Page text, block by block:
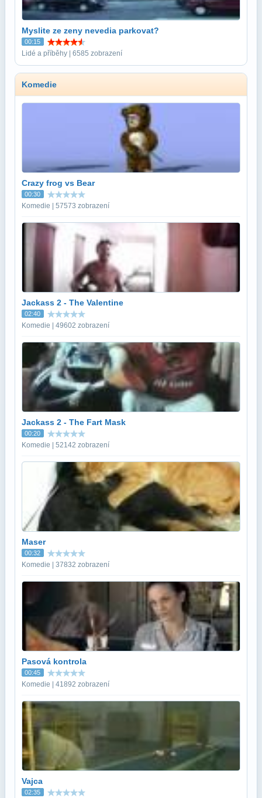
Myslite ze zeny nevedia parkovat?
00:15
Lidé a příběhy | 6585 zobrazení
Komedie
Crazy frog vs Bear
00:30
Komedie | 57573 zobrazení
Jackass 2 - The Valentine
02:40
Komedie | 49602 zobrazení
Jackass 2 - The Fart Mask
00:20
Komedie | 52142 zobrazení
Maser
00:32
Komedie | 37832 zobrazení
Pasová kontrola
00:45
Komedie | 41892 zobrazení
Vajca
02:35